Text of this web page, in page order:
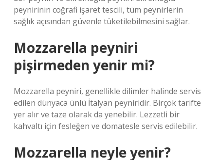
peynirinin coğrafi işaret tescili, tüm peynirlerin
sağlık açısından güvenle tüketilebilmesini sağlar.
Mozzarella peyniri
pişirmeden yenir mi?
Mozzarella peyniri, genellikle dilimler halinde servis
edilen dünyaca ünlü İtalyan peyniridir. Birçok tarifte
yer alır ve taze olarak da yenebilir. Lezzetli bir
kahvaltı için fesleğen ve domatesle servis edilebilir.
Mozzarella neyle yenir?